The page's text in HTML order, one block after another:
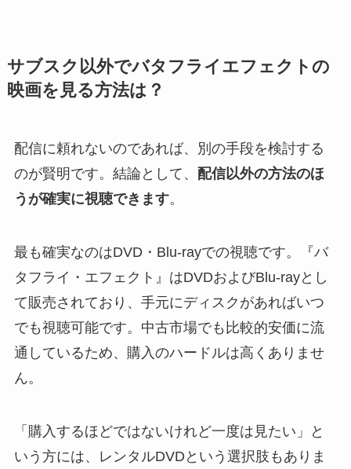
サブスク以外でバタフライエフェクトの
映画を見る方法は？
配信に頼れないのであれば、別の手段を検討する
のが賢明です。結論として、 配信以外の方法のほ
うが確実に視聴できます。
最も確実なのはDVD・Blu-rayでの視聴です。『バ
タフライ・エフェクト』はDVDおよびBlu-rayとし
て販売されており、手元にディスクがあればいつ
でも視聴可能です。中古市場でも比較的安価に流
通しているため、購入のハードルは高くありませ
ん。
「購入するほどではないけれど一度は見たい」と
いう方には、レンタルDVDという選択肢もありま